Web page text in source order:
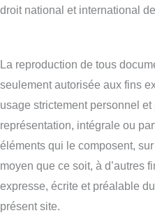
droit national et international
La reproduction de tous
seulement autorisée aux fins
usage strictement personnel
représentation, intégrale ou
éléments qui le composent,
moyen que ce soit, à d’autres
expresse, écrite et préalable
présent site.